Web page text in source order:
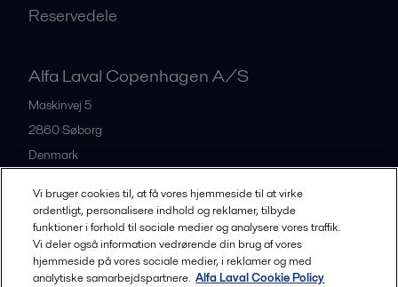
Reservedele
Alfa Laval Copenhagen A/S
Maskinvej 5
2860Søborg
Denmark
All offices and partners
Vi bruger cookies til, at få vores hjemmeside til at virke
ordentligt, personalisere indhold og reklamer, tilbyde
funktioner i forhold til sociale medier og analysere vores traffik.
Vi deler også information vedrørende din brug af vores
hjemmeside på vores sociale medier, i reklamer og med
analytiske samarbejdspartnere. Alfa Laval Cookie Policy